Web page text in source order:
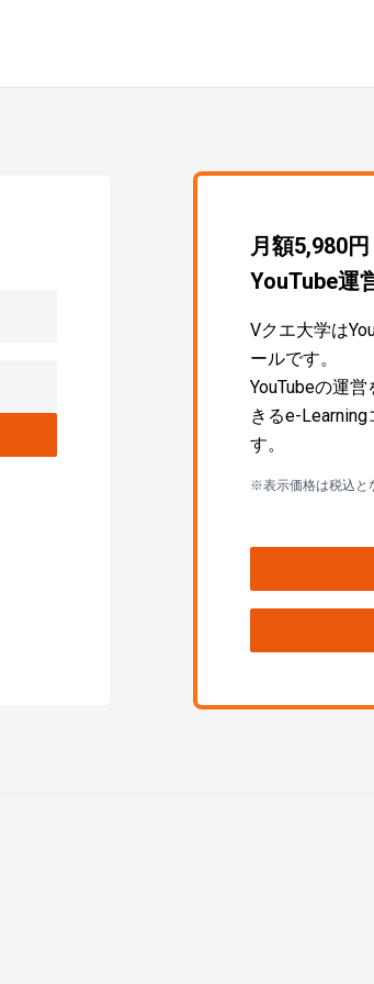
月額5,980
YouTube運
Vクエ大学は
ールです。
YouTubeの運
きるe-
す。
※表示価格は税込と